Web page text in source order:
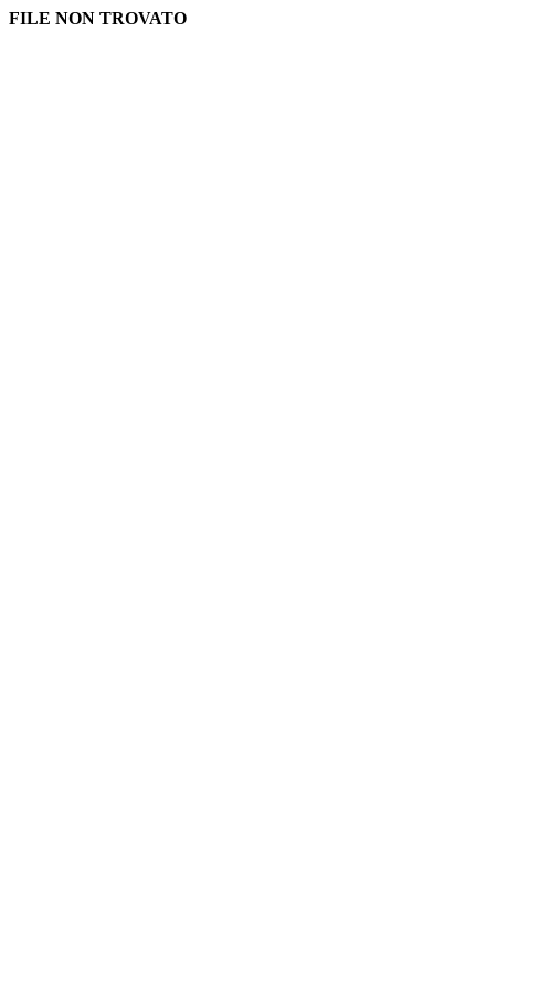
FILE NON TROVATO